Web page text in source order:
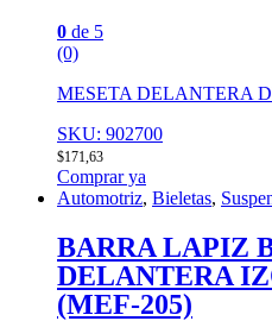
0 de 5
(0)
MESETA DELANTERA
SKU: 902700
$171,63
Comprar ya
Automotriz, Bieletas,
BARRA LAPIZ
DELANTERA
(MEF-205)